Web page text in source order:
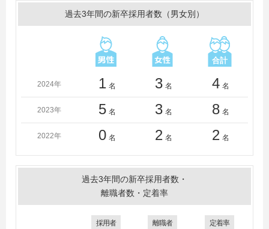
過去3年間の新卒採用者数（男女別）
2024年 1 名 3 名 4 名
2023年 5 名 3 名 8 名
2022年 0 名 2 名 2 名
過去3年間の新卒採用者数・
離職者数・定着率
採用者 離職者 定着率